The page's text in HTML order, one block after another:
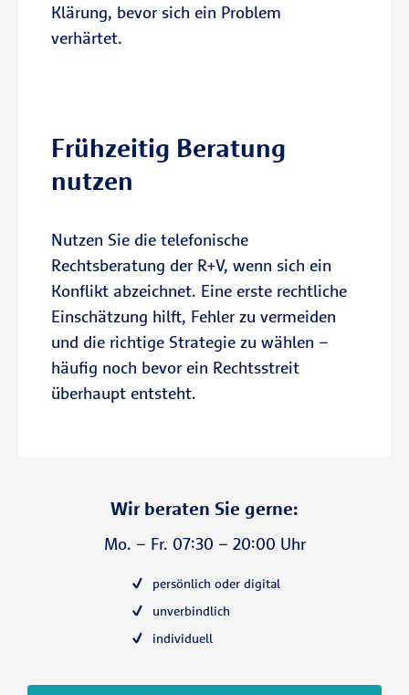
Zum Immobilien-Rechtsschutz
Klärung, bevor sich ein Problem
verhärtet.
Frühzeitig Beratung
nutzen
Nutzen Sie die telefonische
Rechtsberatung der R+V, wenn sich ein
Konflikt abzeichnet. Eine erste rechtliche
Einschätzung hilft, Fehler zu vermeiden
und die richtige Strategie zu wählen –
häufig noch bevor ein Rechtsstreit
überhaupt entsteht.
Wir beraten Sie gerne:
Mo. – Fr. 07:30 – 20:00 Uhr
persönlich oder digital
unverbindlich
individuell